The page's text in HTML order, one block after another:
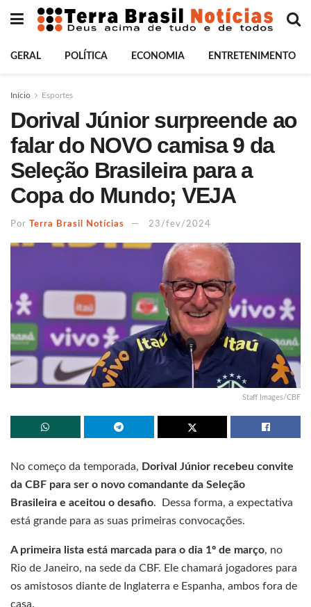
GERAL POLÍTICA ECONOMIA ENTRETENIMENTO
Início Esportes
Dorival Júnior surpreende ao
falar do NOVO camisa 9 da
Seleção Brasileira para a
Copa do Mundo; VEJA
Por Terra Brasil Notícias 23/fev/2024
Staff Images/CBF
No começo da temporada, Dorival Júnior recebeu convite
da CBF para ser o novo comandante da Seleção
Brasileira e aceitou o desafio. Dessa forma, a expectativa
está grande para as suas primeiras convocações.
A primeira lista está marcada para o dia 1º de março, no
Rio de Janeiro, na sede da CBF. Ele chamará jogadores para
os amistosos diante de Inglaterra e Espanha, ambos fora de
casa.